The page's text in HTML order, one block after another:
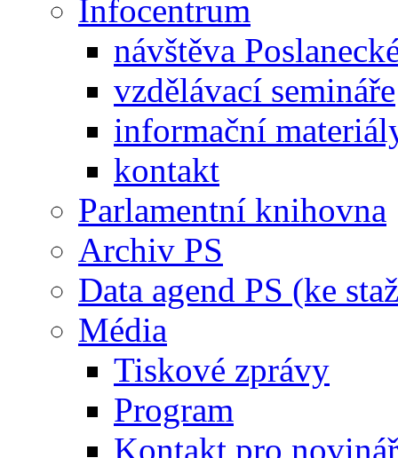
Infocentrum
návštěva
vzdělávací semináře
informační
kontakt
Parlamentní knihovna
Archiv PS
Data agend PS (ke
Média
Tiskové zprávy
Program
Kontakt pro